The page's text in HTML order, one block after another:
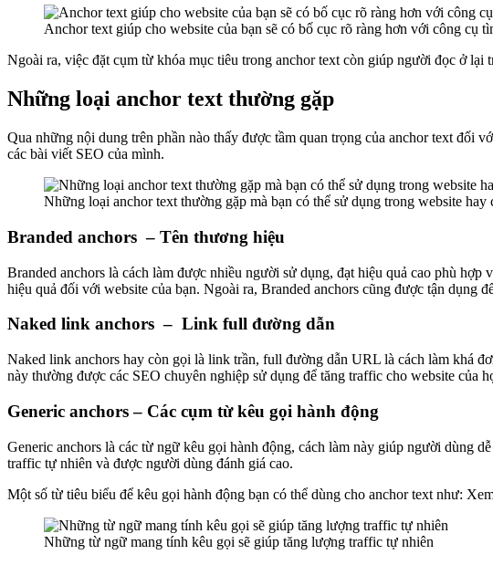
Anchor text giúp cho website của bạn sẽ có bố cục rõ ràng hơn với công cụ
Ngoài ra, việc đặt cụm từ khóa mục tiêu trong anchor text còn giúp người đọc ở lại
Những loại anchor text thường gặp
Qua những nội dung trên phần nào thấy được tầm quan trọng của anchor text đối
các bài viết SEO của mình.
Những loại anchor text thường gặp mà bạn có thể sử dụng trong website hay
Branded anchors – Tên thương hiệu
Branded anchors là cách làm được nhiều người sử dụng, đạt hiệu quả cao phù
hiệu quả đối với website của bạn. Ngoài ra, Branded anchors cũng được tận dụng
Naked link anchors – Link full đường dẫn
Naked link anchors hay còn gọi là link trần, full đường dẫn URL là cách làm khá
này thường được các SEO chuyên nghiệp sử dụng để tăng traffic cho website của
Generic anchors – Các cụm từ kêu gọi hành động
Generic anchors là các từ ngữ kêu gọi hành động, cách làm này giúp người dùng
traffic tự nhiên và được người dùng đánh giá cao.
Một số từ tiêu biểu để kêu gọi hành động bạn có thể dùng cho anchor text như:
Những từ ngữ mang tính kêu gọi sẽ giúp tăng lượng traffic tự nhiên